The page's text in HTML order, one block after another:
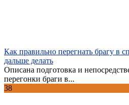
Как правильно перегнать брагу в
дальше делать
Описана подготовка и
перегонки браги в...
38